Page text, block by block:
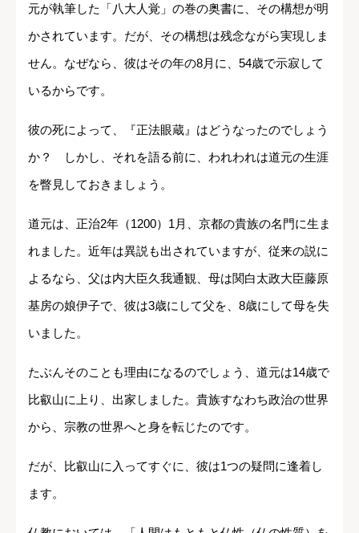
元が執筆した「八大人覚」の巻の奥書に、その構想が明
かされています。だが、その構想は残念ながら実現しま
せん。なぜなら、彼はその年の8月に、54歳で示寂して
いるからです。
彼の死によって、『正法眼蔵』はどうなったのでしょう
か？ しかし、それを語る前に、われわれは道元の生涯
を瞥見しておきましょう。
道元は、正治2年（1200）1月、京都の貴族の名門に生ま
れました。近年は異説も出されていますが、従来の説に
よるなら、父は内大臣久我通観、母は関白太政大臣藤原
基房の娘伊子で、彼は3歳にして父を、8歳にして母を失
いました。
たぶんそのことも理由になるのでしょう、道元は14歳で
比叡山に上り、出家しました。貴族すなわち政治の世界
から、宗教の世界へと身を転じたのです。
だが、比叡山に入ってすぐに、彼は1つの疑問に逢着し
ます。